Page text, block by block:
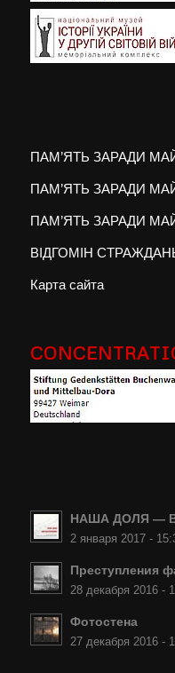
ПАМ’ЯТЬ ЗАРАДИ
ПАМ’ЯТЬ ЗАРАДИ
ПАМ’ЯТЬ ЗАРАДИ
ВІДГОМІН
Карта сайта
НАША ДОЛЯ —
2 января 2017 -
Преступления
28 декабря 2016 -
Фотостена
27 декабря 2016 -